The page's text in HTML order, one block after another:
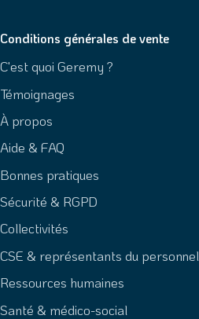
Conditions générales de vente
C'est quoi Geremy ?
Témoignages
À propos
Aide & FAQ
Bonnes pratiques
Sécurité & RGPD
Collectivités
CSE & représentants du personnel
Ressources humaines
Santé & médico-social